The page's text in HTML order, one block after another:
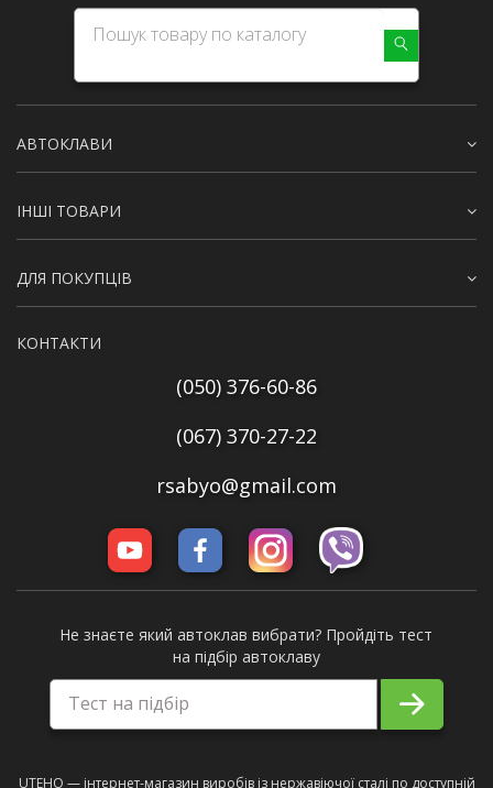
АВТОКЛАВИ
ІНШІ ТОВАРИ
ДЛЯ ПОКУПЦІВ
КОНТАКТИ
(050) 376-60-86
(067) 370-27-22
rsabyo@gmail.com
Тест на підбір
Не знаєте який автоклав вибрати? Пройдіть тест
на підбір автоклаву
UTEHO — інтернет-магазин виробів із нержавіючої сталі по доступній